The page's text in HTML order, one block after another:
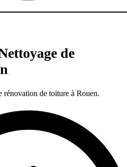
de
de toiture à Rouen.